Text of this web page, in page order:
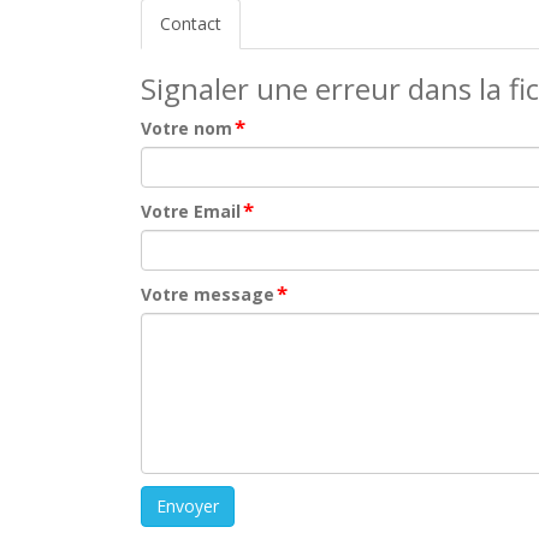
Contact
Signaler une erreur dans la
Votre nom*
Votre Email*
Votre message*